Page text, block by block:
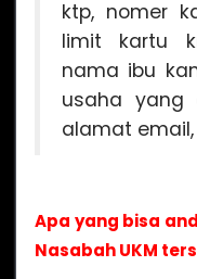
ktp, nomer
limit kartu
nama ibu
usaha yang
alamat email,
Apa yang bisa
Nasabah UKM